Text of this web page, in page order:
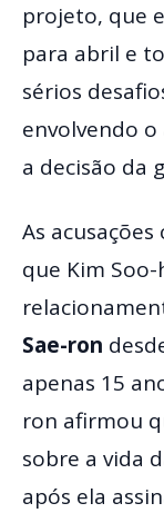
projeto, que
para abril e
sérios
envolvendo
a decisão da
As
que Kim
Sae-ron
apenas 15
ron afirmou
sobre a vida
após ela